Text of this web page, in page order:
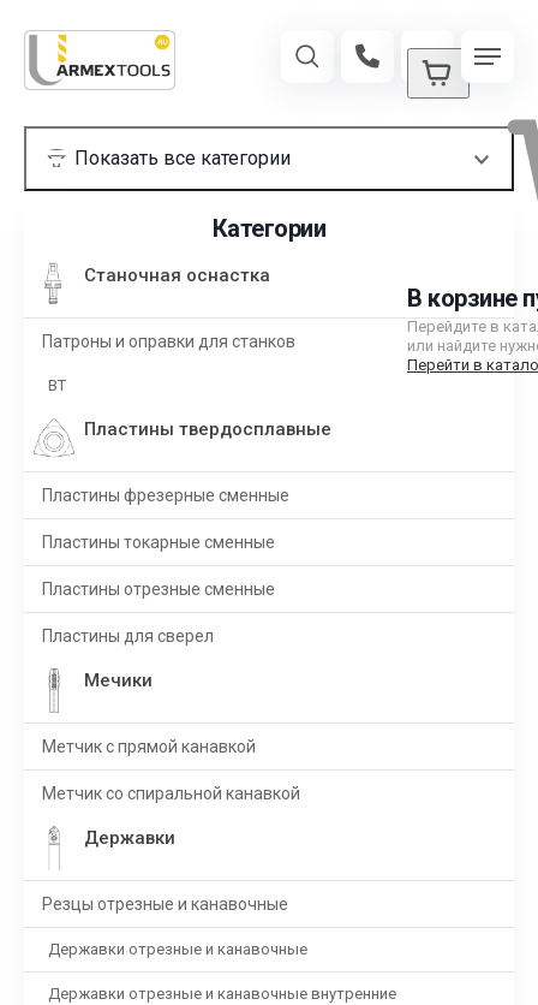
В корзине
Перейдите в
или найдите
Перейти в
Категории
Станочная оснастка
Патроны и оправки для станков
BT
Пластины твердосплавные
Пластины фрезерные сменные
Пластины токарные сменные
Пластины отрезные сменные
Пластины для сверел
Мечики
Метчик с прямой канавкой
Метчик со спиральной канавкой
Державки
Резцы отрезные и канавочные
Державки отрезные и канавочные
Державки отрезные и канавочные внутренние